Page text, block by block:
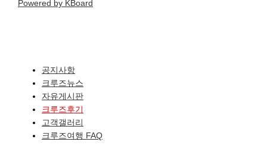
Powered by KBoard
공지사항
크루즈뉴스
자유게시판
크루즈후기
고객갤러리
크루즈여행 FAQ